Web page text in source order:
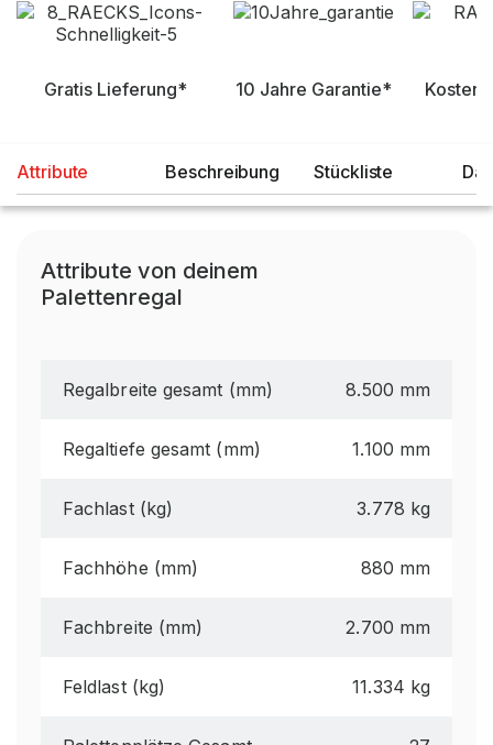
Gratis Lieferung* 10 Jahre Garantie*
Attribute Beschreibung Stückliste
Attribute von deinem
Palettenregal
Regalbreite gesamt (mm) 8.500 mm
Regaltiefe gesamt (mm) 1.100 mm
Fachlast (kg) 3.778 kg
Fachhöhe (mm) 880 mm
Fachbreite (mm) 2.700 mm
Feldlast (kg) 11.334 kg